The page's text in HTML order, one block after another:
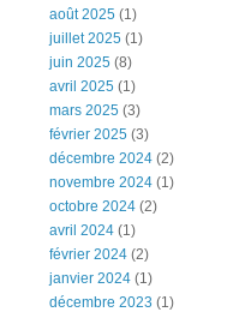
août 2025 (1)
juillet 2025 (1)
juin 2025 (8)
avril 2025 (1)
mars 2025 (3)
février 2025 (3)
décembre 2024 (2)
novembre 2024 (1)
octobre 2024 (2)
avril 2024 (1)
février 2024 (2)
janvier 2024 (1)
décembre 2023 (1)